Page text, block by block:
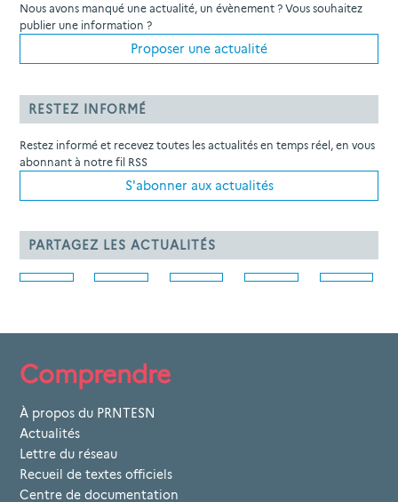
Nous avons manqué une actualité, un évènement ? Vous souhaitez
publier une information ?
Proposer une actualité
RESTEZ INFORMÉ
Restez informé et recevez toutes les actualités en temps réel, en vous
abonnant à notre fil RSS
S'abonner aux actualités
PARTAGEZ LES ACTUALITÉS
Comprendre
À propos du PRNTESN
Actualités
Lettre du réseau
Recueil de textes officiels
Centre de documentation